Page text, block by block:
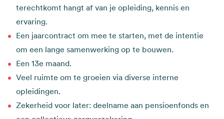
terechtkomt hangt af van je opleiding, kennis en
ervaring.
Een jaarcontract om mee te starten, met de intentie
om een lange samenwerking op te bouwen.
Een 13e maand.
Veel ruimte om te groeien via diverse interne
opleidingen.
Zekerheid voor later: deelname aan pensioenfonds en